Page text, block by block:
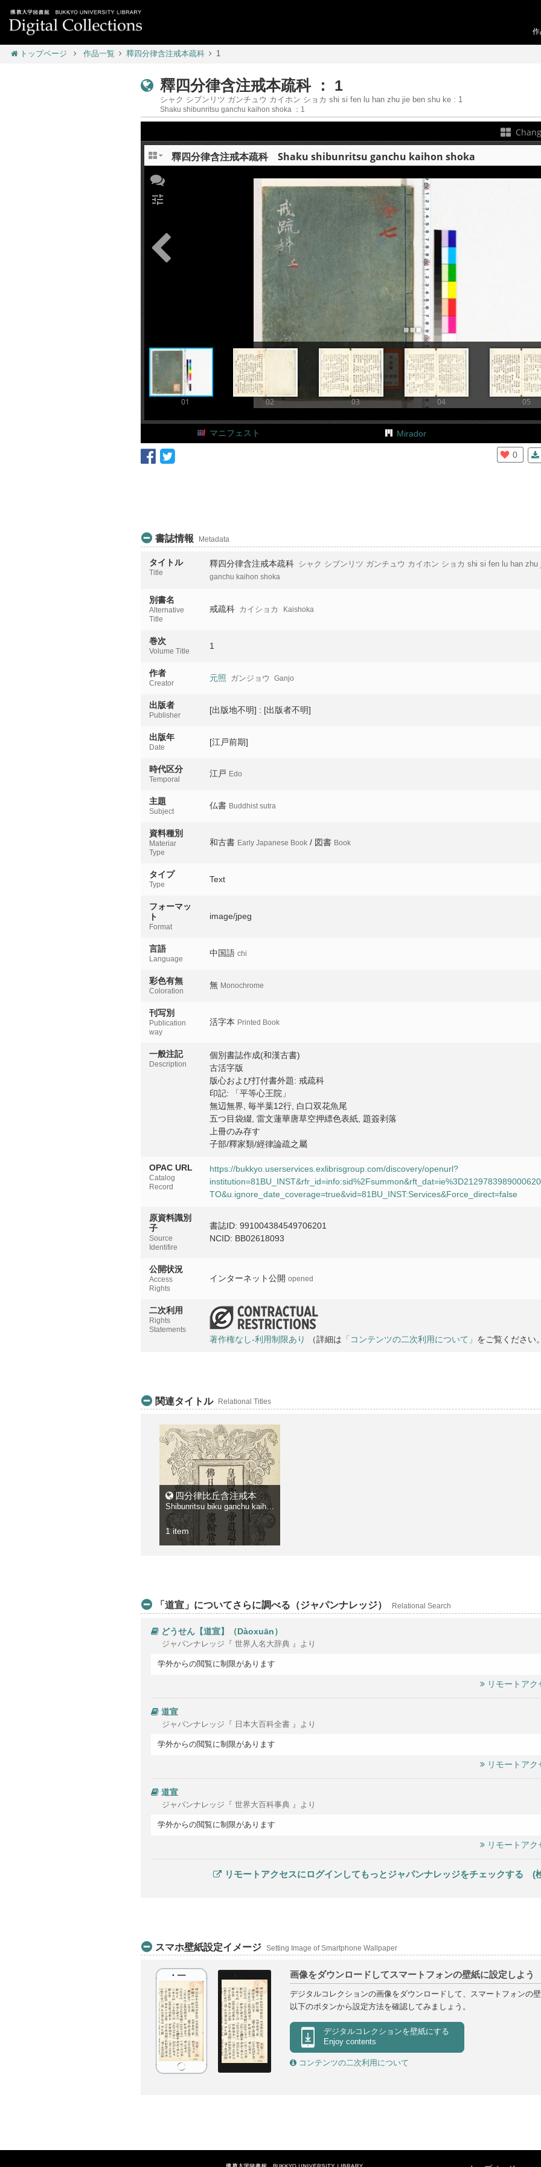
トップページ 作品一覧 釋四分律含注戒本疏科 1
釋四分律含注戒本疏科 ： 1
シャク シブンリツ ガンチュウ カイホン ショカ shi si fen lu han zhu jie ben shu ke : 1
Shaku shibunritsu ganchu kaihon shoka ：1
+
Add Item
釋四分律含注戒本疏科 Shaku shibunritsu ganchu kaihon shoka
01 02 03 04 05
tune
マニフェスト Mirador
0
書誌情報 Metadata
タイトル
Title
釋四分律含注戒本疏科
シャク シブンリツ ガンチュウ カイホン ショカ shi si fen lu han
ganchu kaihon shoka
別書名
Alternative
Title
戒疏科 カイショカ Kaishoka
巻次
Volume Title
1
作者
Creator
元照 ガンジョウ Ganjo
出版者
Publisher
[出版地不明] : [出版者不明]
出版年
Date
[江戸前期]
時代区分
Temporal
江戸 Edo
主題
Subject
仏書 Buddhist sutra
資料種別
Materiar
Type
和古書 Early Japanese Book/ 図書 Book
タイプ
Type
Text
フォーマッ
ト
Format
image/jpeg
言語
Language
中国語 chi
彩色有無
Coloration
無 Monochrome
刊写別
Publication
way
活字本 Printed Book
一般注記
Description
個別書誌作成(和漢古書)
古活字版
版心および打付書外題: 戒疏科
印記: 「平等心王院」
無辺無界, 毎半葉12行, 白口双花魚尾
五つ目袋綴, 雷文蓮華唐草空押縹色表紙, 題簽剥落
上冊のみ存す
子部/釋家類/經律論疏之屬
OPAC URL
Catalog
Record
https://bukkyo.userservices.exlibrisgroup.com/discovery/openurl?
TO&u.ignore_date_coverage=true&vid=81BU_INST:Services&Force_direct=false
原資料識別
子
Source
Identifire
書誌ID: 991004384549706201
NCID: BB02618093
公開状況
Access
Rights
インターネット公開 opened
二次利用
Rights
Statements
著作権なし-利用制限あり （詳細は 「コンテンツの二次利用について」 をご覧ください
関連タイトル Relational Titles
四分律比丘含注戒本
Shibunritsu biku ganchu kaihon
1 item
「道宣」についてさらに調べる（ジャパンナレッジ） Relational Search
どうせん 【道宣】（Dàoxuān）
ジャパンナレッジ『 世界人名大辞典 』より
学外からの閲覧に制限があります
リモートア
道宣
ジャパンナレッジ『 日本大百科全書 』より
学外からの閲覧に制限があります
リモートア
道宣
ジャパンナレッジ『 世界大百科事典 』より
学外からの閲覧に制限があります
リモートア
リモートアクセスにログインしてもっとジャパンナレッジをチェックする (
スマホ壁紙設定イメージ Setting Image of Smartphone Wallpaper
画像をダウンロードしてスマートフォンの壁紙に設定しよう
デジタルコレクションの画像をダウンロードして、スマートフォンの
以下のボタンから設定方法を確認してみましょう。
デジタルコレクションを壁紙にする
Enjoy contents
コンテンツの二次利用について